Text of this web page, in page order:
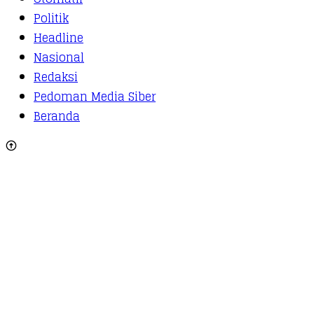
Politik
Headline
Nasional
Redaksi
Pedoman Media Siber
Beranda